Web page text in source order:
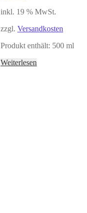
inkl. 19 % MwSt.
zzgl.Versandkosten
Produkt enthält: 500ml
Weiterlesen